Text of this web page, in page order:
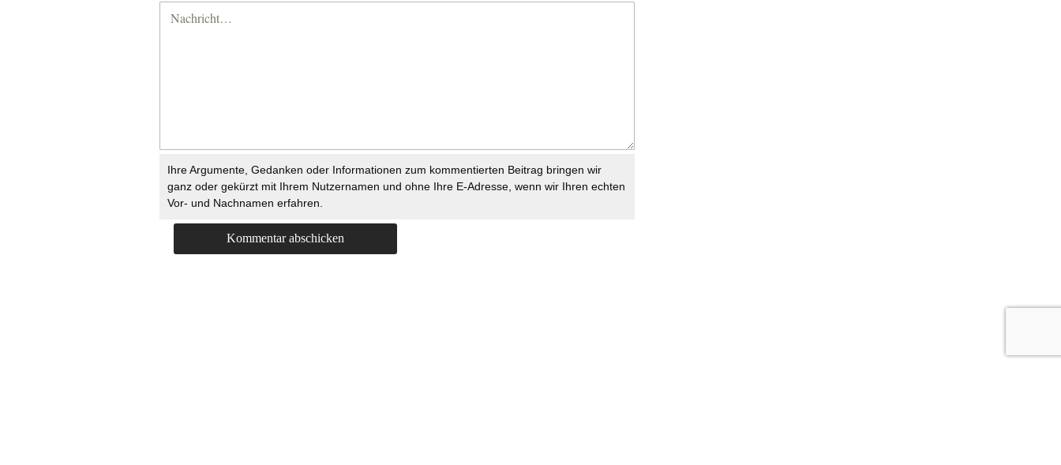
Ihre Argumente, Gedanken oder Informationen zum kommentierten Beitrag bringen wir
ganz oder gekürzt mit Ihrem Nutzernamen und ohne Ihre E-Adresse, wenn wir Ihren echten
Vor- und Nachnamen erfahren.